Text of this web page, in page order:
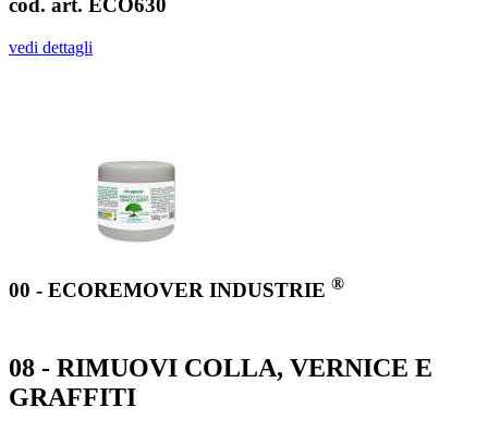
cod. art. ECO630
vedi dettagli
00 - ECOREMOVER INDUSTRIE ®
08 - RIMUOVI COLLA, VERNICE E
GRAFFITI